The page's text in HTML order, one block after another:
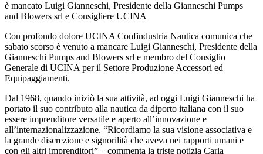
è mancato Luigi Gianneschi, Presidente della Gianneschi Pumps
and Blowers srl e Consigliere UCINA
Con profondo dolore UCINA Confindustria Nautica comunica che
sabato scorso è venuto a mancare Luigi Gianneschi, Presidente della
Gianneschi Pumps and Blowers srl e membro del Consiglio
Generale di UCINA per il Settore Produzione Accessori ed
Equipaggiamenti.
Dal 1968, quando iniziò la sua attività, ad oggi Luigi Gianneschi ha
portato il suo contributo alla nautica da diporto italiana con il suo
essere imprenditore versatile e aperto all’innovazione e
all’internazionalizzazione. “Ricordiamo la sua visione associativa e
la grande discrezione e signorilità che aveva nei rapporti umani e
con gli altri imprenditori” – commenta la triste notizia Carla